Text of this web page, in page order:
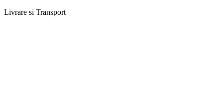
Livrare si Transport